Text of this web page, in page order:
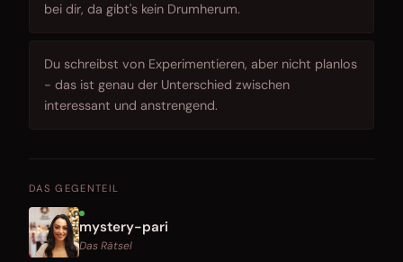
bei dir, da gibt's kein Drumherum.
Du schreibst von Experimentieren, aber nicht planlos
- das ist genau der Unterschied zwischen
interessant und anstrengend.
DAS GEGENTEIL
mystery-pari
Das Rätsel